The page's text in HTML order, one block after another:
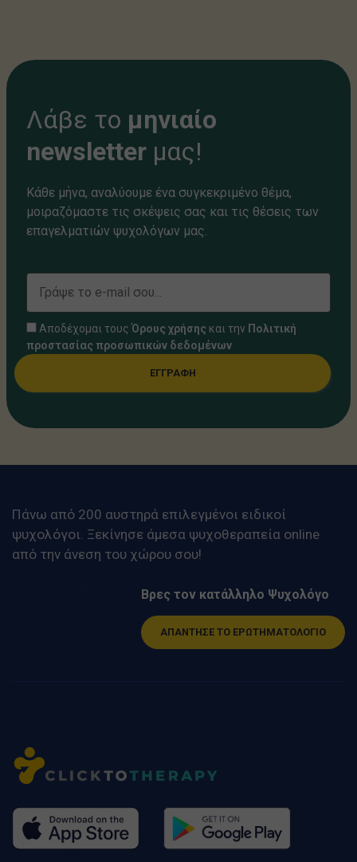
Λάβε το μηνιαίο
newsletter μας!
Κάθε μήνα, αναλύουμε ένα συγκεκριμένο θέμα,
μοιραζόμαστε τις σκέψεις σας και τις θέσεις των
επαγελματιών ψυχολόγων μας.
Αποδέχομαι τουςΌρους χρήσης και την Πολιτική
προστασίας προσωπικών δεδομένων
ΕΓΓΡΑΦΗ
Πάνω από 200 αυστηρά επιλεγμένοι ειδικοί
ψυχολόγοι. Ξεκίνησε άμεσα ψυχοθεραπεία online
από την άνεση του χώρου σου!
Βρες τον κατάλληλο Ψυχολόγο
ΑΠΑΝΤΗΣΕ ΤΟ ΕΡΩΤΗΜΑΤΟΛΟΓΙΟ